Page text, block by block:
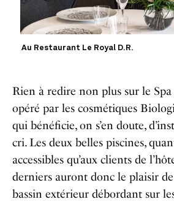
Au Restaurant Le Royal D.R.
Rien à redire non plus sur le
opéré par les cosmétiques
qui bénéficie, on s’en doute,
cri. Les deux belles piscines,
accessibles qu’aux clients de
derniers auront donc le plaisir
bassin extérieur débordant sur